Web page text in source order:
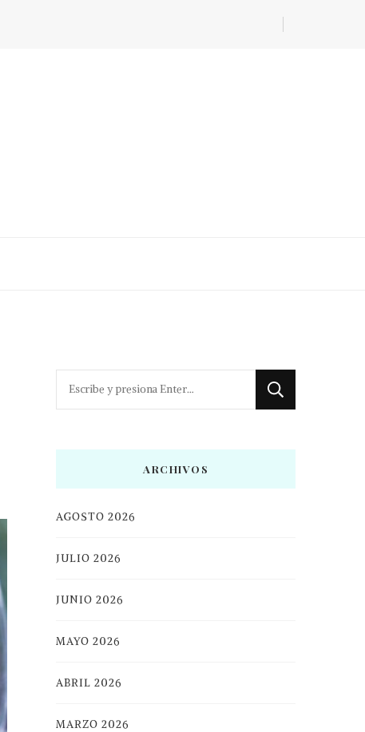
¿Buscas
ARCHIVOS
AGOSTO 2026
JULIO 2026
JUNIO 2026
MAYO 2026
ABRIL 2026
MARZO 2026